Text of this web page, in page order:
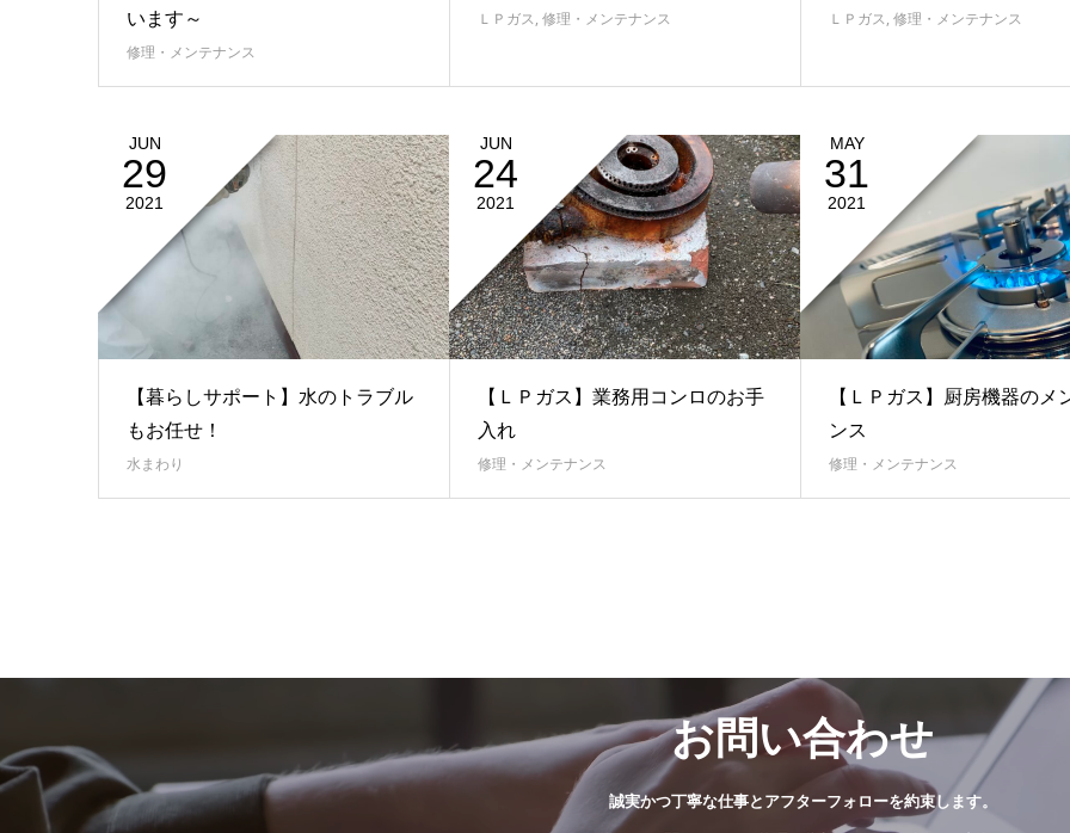
います～
修理・メンテナンス
ＬＰガス, 修理・メンテナンス ＬＰガス, 修理・メンテナンス
JUN
29
2021
【暮らしサポート】水のトラブル
もお任せ！
水まわり
JUN
24
2021
【ＬＰガス】業務用コンロのお手
入れ
修理・メンテナンス
MAY
31
2021
【ＬＰガス】厨房機器のメ
ンス
修理・メンテナンス
お問い合わせ
誠実かつ丁寧な仕事とアフターフォローを約束します。